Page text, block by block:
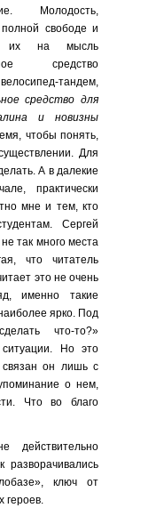
Молодость,
свободе и
их на мысль
средство
тандем,
средство для
и новизны
чтобы понять,
Для
А в далекие
практически
мне и тем, кто
Сергей
так много места
что читатель
это не очень
именно такие
ярко. Под
что-то?»
Но это
связан он лишь с
о нем,
Что во благо
действительно
разворачивались
ключ от
героев.